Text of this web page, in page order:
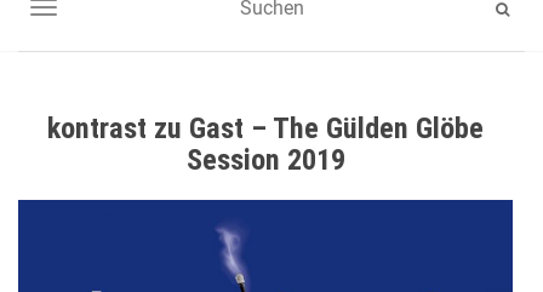
NAVIGATION UMSCHALTEN
kontrast zu Gast – The Gülden Glöbe
Session 2019